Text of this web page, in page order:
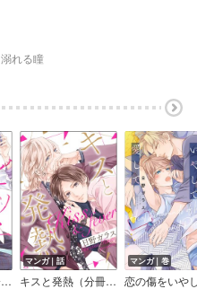
溺れる瞳
ビッチと初恋（分冊版）
マンガ｜話
キスと発熱（分冊版）
マンガ｜巻